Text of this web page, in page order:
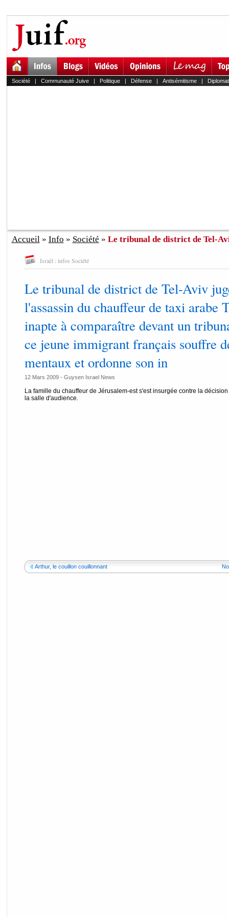
Société| Communauté Juive| Politique| Défense| Antisémitisme|
Accueil» Info » Société » Le tribunal de district de Tel-
Israël : infos Société
Le tribunal de district de Tel-Aviv
l'assassin du chauffeur de taxi arabe
inapte à comparaître devant un
ce jeune immigrant français souffre
mentaux et ordonne son in
12 Mars 2009 - Guysen Israel News
La famille du chauffeur de Jérusalem-est s'est insurgée contre la
la salle d'audience.
Arthur, le couillon couillonnant